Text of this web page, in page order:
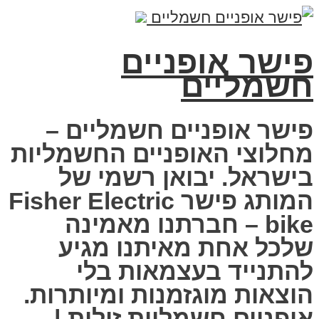
פישר אופניים
חשמליים
פישר אופניים חשמליים –
מחלוצי האופניים החשמליות
בישראל. יבואן רשמי של
המותג פישר Fisher Electric
bike – חברתנו מאמינה
שלכל אחת מאיתנו מגיע
להתנייד בעצמאות בלי
הוצאות מוגזמנות ומיותרות.